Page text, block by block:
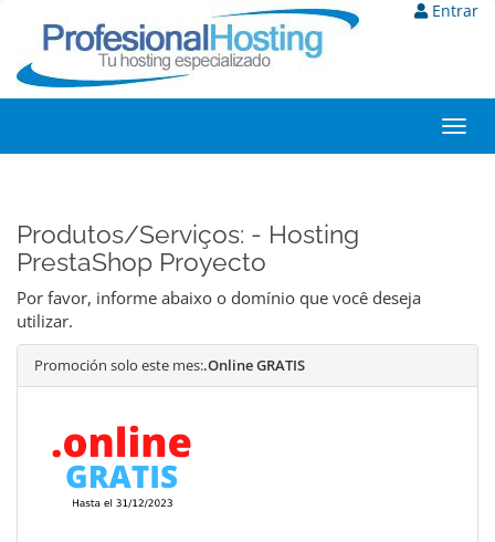
Entrar
Produtos/Serviços: - Hosting
PrestaShop Proyecto
Por favor, informe abaixo o domínio que você deseja
utilizar.
Promoción solo este mes:.Online GRATIS